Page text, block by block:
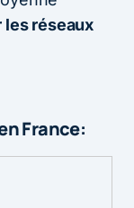
les réseaux
France: